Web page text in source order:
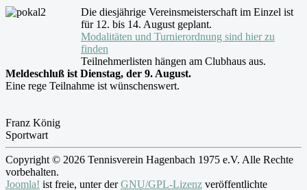
Die diesjährige Vereinsmeisterschaft im Einzel ist
für 12. bis 14. August geplant.
Modalitäten und Turnierordnung sind hier zu
finden
Teilnehmerlisten hängen am Clubhaus aus.
Meldeschluß ist Dienstag, der 9. August.
Eine rege Teilnahme ist wünschenswert.
Franz König
Sportwart
Copyright © 2026 Tennisverein Hagenbach 1975 e.V. Alle Rechte
vorbehalten.
Joomla! ist freie, unter derGNU/GPL-Lizenz veröffentlichte